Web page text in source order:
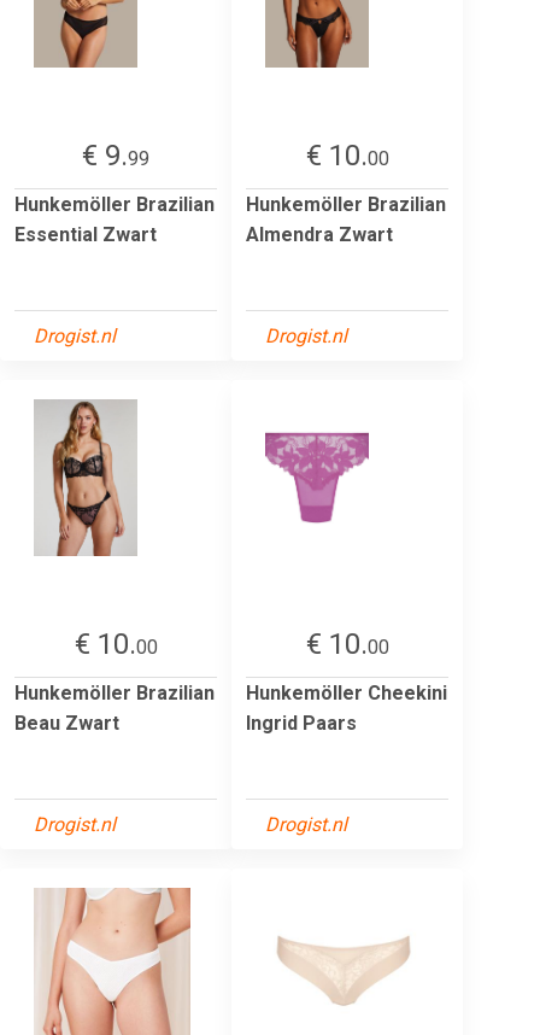
€ 9.99
Hunkemöller Brazilian
Essential Zwart
Drogist.nl
€ 10.00
Hunkemöller Brazilian
Almendra Zwart
Drogist.nl
€ 10.00
Hunkemöller Brazilian
Beau Zwart
Drogist.nl
€ 10.00
Hunkemöller Cheekini
Ingrid Paars
Drogist.nl